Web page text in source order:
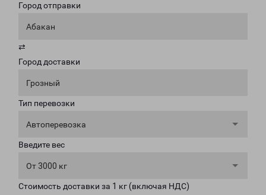
Город отправки
Абакан
⇄
Город доставки
Грозный
Тип перевозки
Автоперевозка
Введите вес
От 3000 кг
Стоимость доставки за 1 кг (включая НДС)